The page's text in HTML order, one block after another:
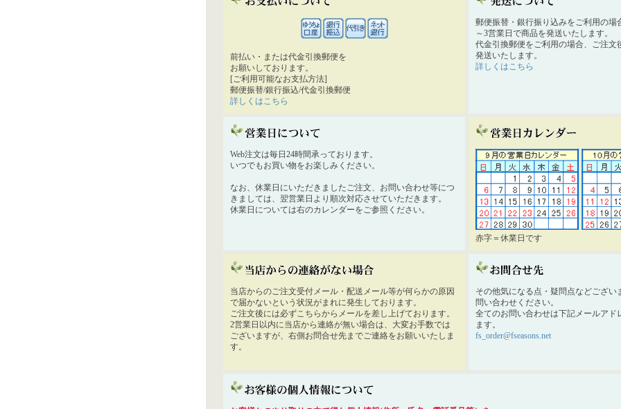
前払い・または代金引換郵便を
お願いしております。
[ご利用可能なお支払方法]
郵便振替/銀行振込/代金引換郵便
詳しくはこちら
郵便振替・銀行振り込みをご利用の場
～3営業日で商品を発送いたします。
代金引換郵便をご利用の場合、ご注文
発送いたします。
詳しくはこちら
Web注文は毎日24時間承っております。
いつでもお買い物をお楽しみください。
なお、休業日にいただきましたご注文、お問い合わせ等につ
きましては、翌営業日より順次対応させていただきます。
休業日については右のカレンダーをご参照ください。
赤字＝休業日です
当店からのご注文受付メール・配送メール等が何らかの原因
で届かないという状況がまれに発生しております。
ご注文後には必ずこちらからメールを差し上げております。
2営業日以内に当店から連絡が無い場合は、大変お手数では
ございますが、右側お問合せ先までご連絡をお願いいたしま
す。
その他気になる点・疑問点などござい
問い合わせください。
全てのお問い合わせは下記メールアド
ます。
fs_order@fseasons.net